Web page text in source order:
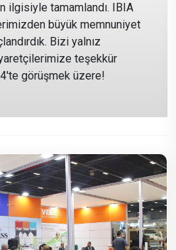
ilgisiyle tamamlandı. IBIA
büyük memnuniyet
Bizi yalnız
teşekkür
görüşmek üzere!